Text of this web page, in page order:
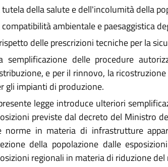
tutela della salute e dell'incolumità della
compatibilità ambientale e paesaggistica
delle prescrizioni tecniche per la
semplificazione delle procedure
e per il rinnovo, la
gli impianti di produzione.
legge introduce ulteriori
previste dal decreto del Ministro
norme in materia di infrastrutture
della popolazione dalle
regionali in materia di riduzione